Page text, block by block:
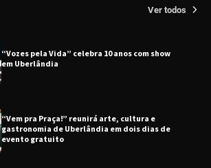
Ver todos
“Vozes pela Vida” celebra 10 anos com show
em Uberlândia
“Vem pra Praça!” reunirá arte, cultura e
gastronomia de Uberlândia em dois dias de
evento gratuito